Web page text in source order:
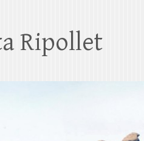
Ripollet